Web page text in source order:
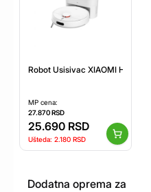
Robot Usisivac XIAOMI H40 Bela
MP cena:
27.870RSD
25.690 RSD
Ušteda: 2.180 RSD
Dodatna oprema za